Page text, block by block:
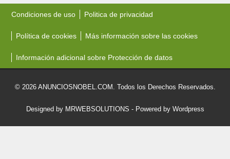
Condiciones de uso Politica de privacidad
Política de cookies Más información sobre las cookies
Información adicional sobre Protección de datos
© 2026 ANUNCIOSNOBEL.COM. Todos los Derechos Reservados.
Designed by MRWEBSOLUTIONS - Powered by Wordpress